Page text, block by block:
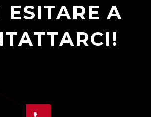
ESITARE A